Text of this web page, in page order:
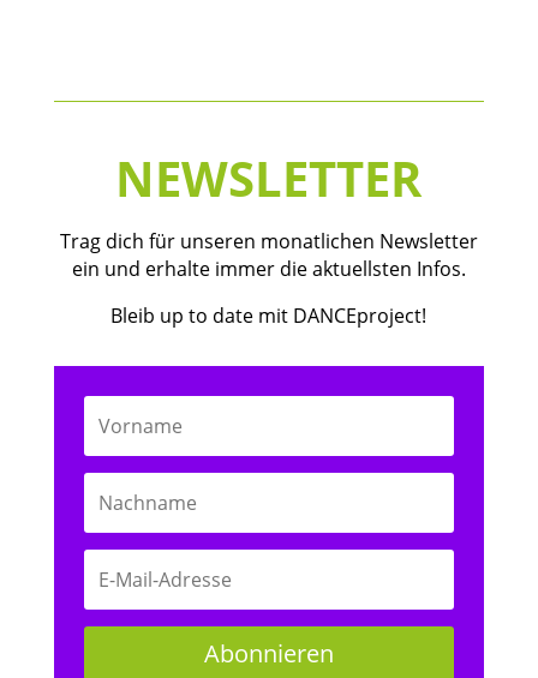
NEWSLETTER
Trag dich für unseren monatlichen Newsletter
ein und erhalte immer die aktuellsten Infos.
Bleib up to date mit DANCEproject!
Abonnieren